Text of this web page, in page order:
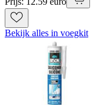
Bekijk alles in voegkit